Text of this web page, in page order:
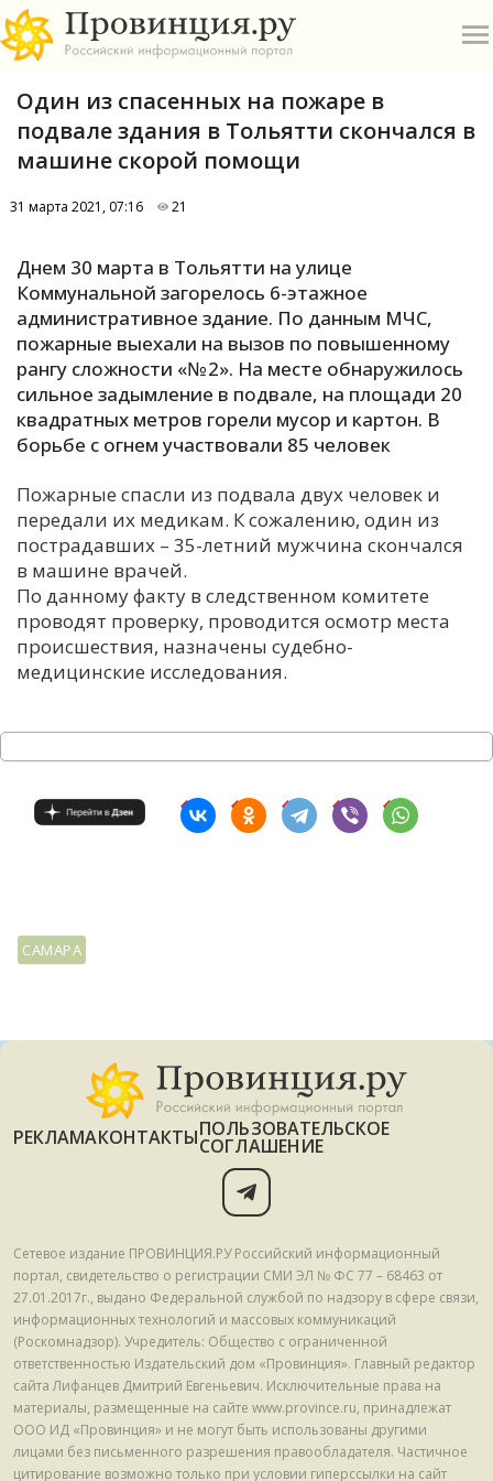
А
Б
В
Е
И
К
П
Р
С
Т
У
Х
Один из спасенных на пожаре в
подвале здания в Тольятти скончался в
машине скорой помощи
31 марта 2021, 07:16 21
Днем 30 марта в Тольятти на улице
Коммунальной загорелось 6-этажное
административное здание. По данным МЧС,
пожарные выехали на вызов по повышенному
рангу сложности «№ 2». На месте обнаружилось
сильное задымление в подвале, на площади 20
квадратных метров горели мусор и картон. В
борьбе с огнем участвовали 85 человек
Пожарные спасли из подвала двух человек и
передали их медикам. К сожалению, один из
пострадавших – 35-летний мужчина скончался
в машине врачей.
По данному факту в следственном комитете
проводят проверку, проводится осмотр места
происшествия, назначены судебно-
медицинские исследования.
САМАРА
РЕКЛАМАКОНТАКТЫПОЛЬЗОВАТЕЛЬСКОЕ
СОГЛАШЕНИЕ
Сетевое издание ПРОВИНЦИЯ.РУ Российский информационный
портал, свидетельство о регистрации СМИ ЭЛ № ФС 77 – 68463 от
27.01.2017г., выдано Федеральной службой по надзору в сфере связи,
информационных технологий и массовых коммуникаций
(Роскомнадзор). Учредитель: Общество с ограниченной
ответственностью Издательский дом «Провинция». Главный редактор
сайта Лифанцев Дмитрий Евгеньевич. Исключительные права на
материалы, размещенные на сайте www.province.ru, принадлежат
ООО ИД «Провинция» и не могут быть использованы другими
лицами без письменного разрешения правообладателя. Частичное
цитирование возможно только при условии гиперссылки на сайт